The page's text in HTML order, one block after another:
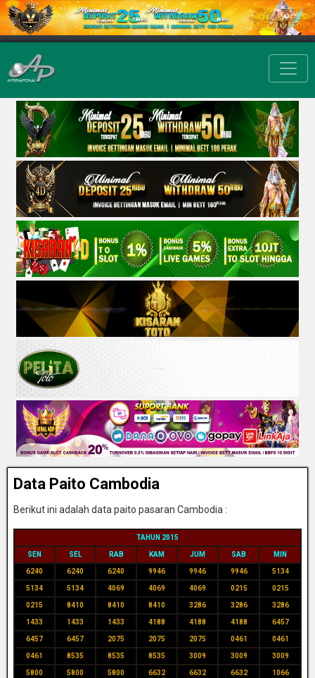
Data Paito Cambodia
Berikut ini adalah data paito pasaran Cambodia :
TAHUN 2015
SEN SEL RAB KAM JUM SAB MIN
6240 6240 6240 9946 9946 9946 5134
5134 5134 4069 4069 4069 0215 0215
0215 8410 8410 8410 3286 3286 3286
1433 1433 1433 4188 4188 4188 6457
6457 6457 2075 2075 2075 0461 0461
0461 8535 8535 8535 3009 3009 3009
5800 5800 5800 6632 6632 6632 1066